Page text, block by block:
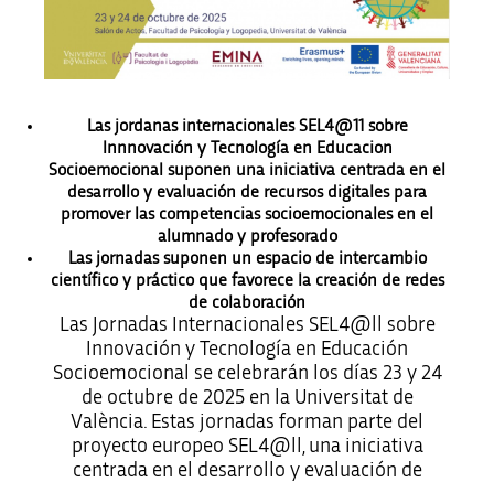
Las jordanas internacionales SEL4@11 sobre
Innnovación y Tecnología en Educacion
Socioemocional suponen una iniciativa centrada en el
desarrollo y evaluación de recursos digitales para
promover las competencias socioemocionales en el
alumnado y profesorado
Las jornadas suponen un espacio de intercambio
científico y práctico que favorece la creación de redes
de colaboración
Las Jornadas Internacionales SEL4@ll sobre
Innovación y Tecnología en Educación
Socioemocional se celebrarán los días 23 y 24
de octubre de 2025 en la Universitat de
València. Estas jornadas forman parte del
proyecto europeo SEL4@ll, una iniciativa
centrada en el desarrollo y evaluación de